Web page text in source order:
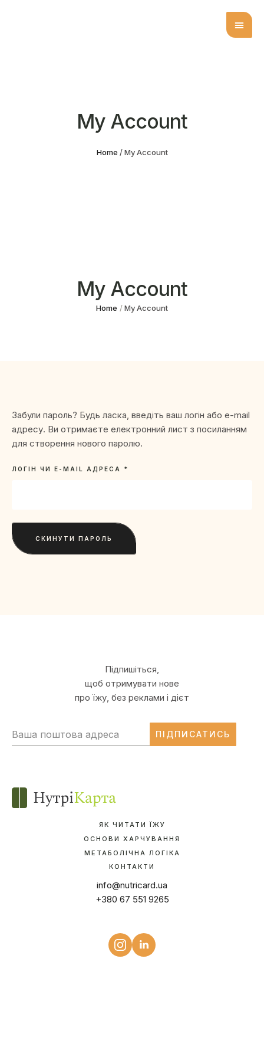
My Account
Home /My Account
My Account
Home / My Account
Забули пароль? Будь ласка, введіть ваш логін або e-mail
адресу. Ви отримаєте електронний лист з посиланням
для створення нового паролю.
ЛОГІН ЧИ E-MAIL АДРЕСА *
СКИНУТИ ПАРОЛЬ
Підпишіться,
щоб отримувати нове
про їжу, без реклами і дієт
ПІДПИСАТИСЬ
ЯК ЧИТАТИ ЇЖУ
ОСНОВИ ХАРЧУВАННЯ
МЕТАБОЛІЧНА ЛОГІКА
КОНТАКТИ
info@nutricard.ua
+380 67 551 9265